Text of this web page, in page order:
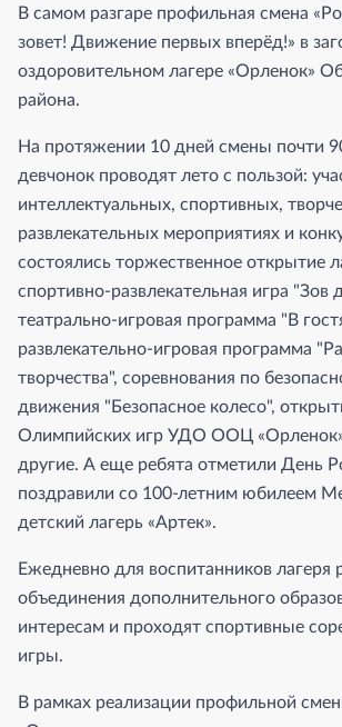
В самом разгаре профильная смена
зовет! Движение первых вперёд!» в
оздоровительном лагере «Орленок»
района.
На протяжении 10 дней смены почти
девчонок проводят лето с пользой:
интеллектуальных, спортивных,
развлекательных мероприятиях и
состоялись торжественное открытие
спортивно-развлекательная игра "Зов
театрально-игровая программа "В
развлекательно-игровая программа
творчества", соревнования по
движения "Безопасное колесо",
Олимпийских игр УДО ООЦ
другие. А еще ребята отметили День
поздравили со 100-летним юбилеем
детский лагерь «Артек».
Ежедневно для воспитанников лагеря
объединения дополнительного
интересам и проходят спортивные
игры.
В рамках реализации профильной